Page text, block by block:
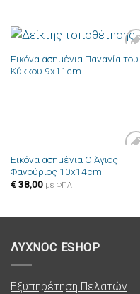
Πρόσθήκη
Εικόνα ασημένια Παναγία του
Κύκκου 9x11cm
Πρόσθήκη
Εικόνα ασημένια Ο Άγιος
Φανούριος 10x14cm
€38,00 με ΦΠΑ
ΛΥΧΝΟC ESHOP
Εξυπηρέτηση Πελατών